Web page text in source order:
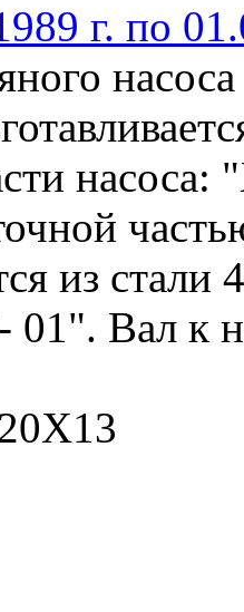
г. по
насоса:
из
01". Вал к